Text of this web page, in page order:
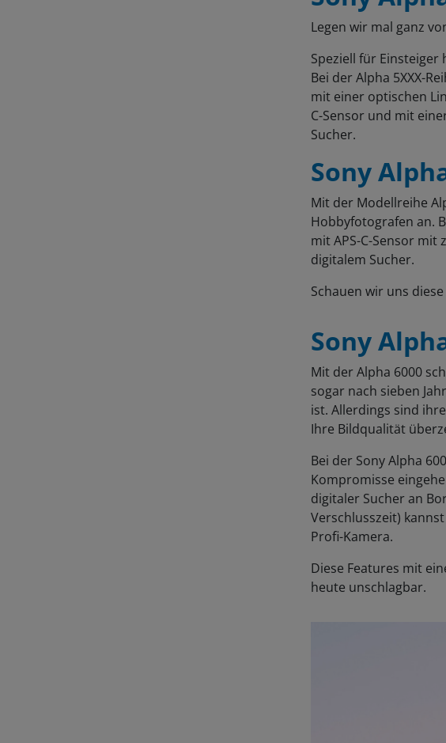
Legen wir mal ganz
Speziell für Einsteiger
Bei der Alpha 5XXX-
mit einer optischen
C-Sensor und mit
Sucher.
Sony
Mit der Modellreihe
Hobbyfotografen an.
mit APS-C-Sensor
digitalem Sucher.
Schauen wir uns
Sony
Mit der Alpha 6000
sogar nach sieben
ist. Allerdings sind
Ihre Bildqualität
Bei der Sony Alpha
Kompromisse
digitaler Sucher an
Verschlusszeit)
Profi-Kamera.
Diese Features mit
heute unschlagbar.